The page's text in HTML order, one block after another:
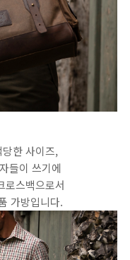
한 사이즈,
들이 쓰기에
로스백으로서
가방입니다.